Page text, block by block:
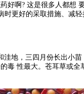
啊? 这是很多人都想
更好的采取措施、减
，三四月份长出小
毒 性最大。苍耳草或